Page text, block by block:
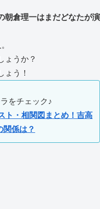
朝倉理一はまだどなたが演
ょうか？
ょう！
をチェック♪
ト・相関図まとめ！吉高
関係は？